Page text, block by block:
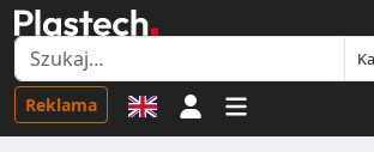
Reklama Logowanie